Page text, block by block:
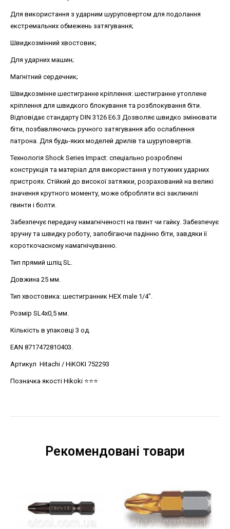
Для використання з ударним шуруповертом для подолання
екстремальних обмежень затягування;
Швидкозмінний хвостовик;
Для ударних машин;
Магнітний сердечник;
Швидкозмінне шестигранне кріплення: шестигранне утоплене
кріплення для швидкого блокування та розблокування біти.
Відповідає стандарту DIN 3126 E6.3 Дозволяє швидко змінювати
біти, позбавляючись ручного затягування або ослаблення
патрона. Для будь-яких моделей дрилів та шуруповертів.
Технологія Shock Series Impact: спеціально розроблені
конструкція та матеріал для використання у потужних ударних
пристроях. Стійкий до високої затяжки, розрахований на великі
значення крутного моменту, може обробляти всі заклинилі
гвинти і болти.
Забезпечує передачу намагніченості на гвинт чи гайку. Забезпечує
зручну та швидку роботу, запобігаючи падінню біти, завдяки її
короткочасному намагнічуванню.
Тип прямий шлiц SL.
Довжина 25 мм.
Тип хвостовика: шестигранник HEX male 1/4".
Розмір SL4x0,5 мм.
Кількість в упаковці 3 од.
EAN 8717472810403.
Артикул Hitachi / HiKOKI 752293
Позначка якості Hikoki ⭐️⭐️⭐️
Рекомендовані товари